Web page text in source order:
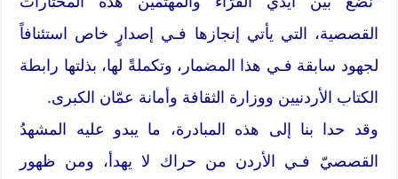
القصصية، التي يأتي إنجازها فـي إصدارٍ خاص استئنافاً
لجهود سابقة فـي هذا المضمار، وتكملةً لها، بذلتها رابطة
الكتاب الأردنيين ووزارة الثقافة وأمانة عمّان الكبرى.
وقد حدا بنا إلى هذه المبادرة، ما يبدو عليه المشهدُ
القصصيّ فـي الأردن من حراك لا يهدأ، ومن ظهور